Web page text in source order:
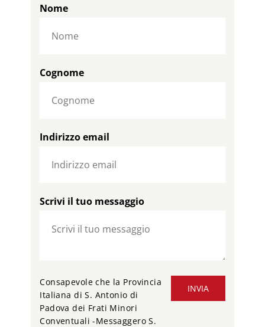
Nome
Cognome
Indirizzo email
Scrivi il tuo messaggio
INVIA
Consapevole che la Provincia
Italiana di S. Antonio di
Padova dei Frati Minori
Conventuali -Messaggero S.